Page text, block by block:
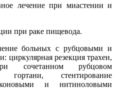
лечение при миастении и
при раке пищевода.
больных с рубцовыми и
циркулярная резекция трахеи,
при сочетанном рубцовом
стентирование
и нитиноловыми